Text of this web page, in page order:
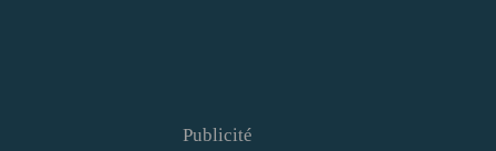
Publicité